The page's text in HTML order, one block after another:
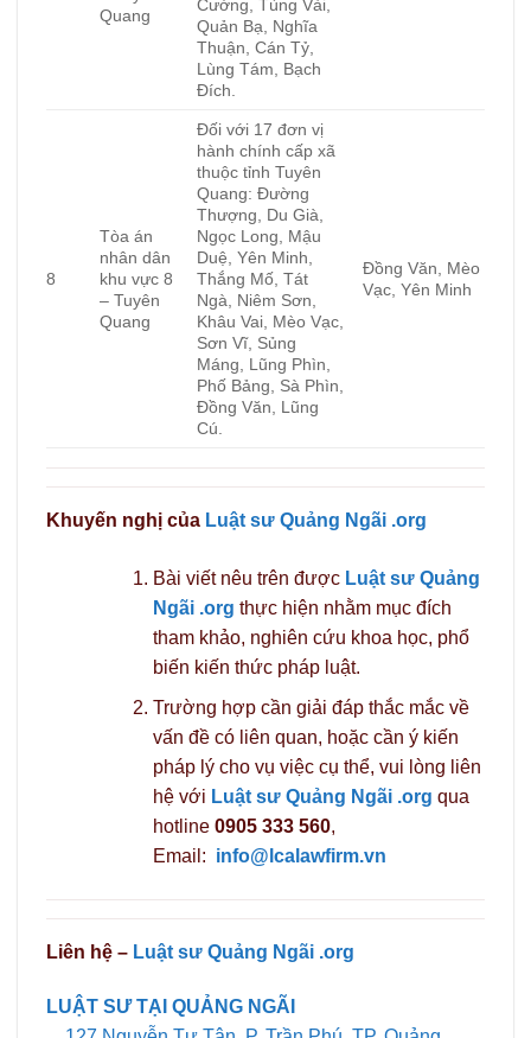
Quang
Cường, Tùng Vài,
Quản Bạ, Nghĩa
Thuận, Cán Tỷ,
Lùng Tám, Bạch
Đích.
8
Tòa án
nhân dân
khu vực 8
– Tuyên
Quang
Đối với 17 đơn vị
hành chính cấp xã
thuộc tỉnh Tuyên
Quang: Đường
Thượng, Du Già,
Ngọc Long, Mậu
Duệ, Yên Minh,
Thắng Mố, Tát
Ngà, Niêm Sơn,
Khâu Vai, Mèo Vạc,
Sơn Vĩ, Sủng
Máng, Lũng Phìn,
Phố Bảng, Sà Phìn,
Đồng Văn, Lũng
Cú.
Đồng Văn, Mèo
Vạc, Yên Minh
Khuyến nghị của Luật sư Quảng Ngãi .org
Bài viết nêu trên được Luật sư Quảng
Ngãi .org thực hiện nhằm mục đích
tham khảo, nghiên cứu khoa học, phổ
biến kiến thức pháp luật.
Trường hợp cần giải đáp thắc mắc về
vấn đề có liên quan, hoặc cần ý kiến
pháp lý cho vụ việc cụ thể, vui lòng liên
hệ với Luật sư Quảng Ngãi .org qua
hotline 0905 333 560,
Email: info@lcalawfirm.vn
Liên hệ – Luật sư Quảng Ngãi .org
LUẬT SƯ TẠI QUẢNG NGÃI